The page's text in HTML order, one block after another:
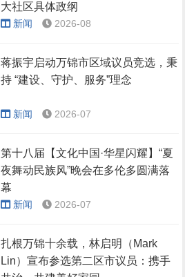
大社区具体政纲
新闻 2026-08
蒋振宇启动万锦市区域议员竞选，秉
持 “建设、守护、服务”理念
新闻 2026-07
第十八届【文化中国·华星闪耀】“夏
夜舞动民族风”晚会在多伦多圆满落
幕
新闻 2026-07
扎根万锦十余载，林启明（Mark
Lin）宣布参选第二区市议员：携手